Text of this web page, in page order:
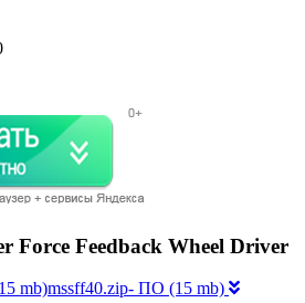
Force Feedback Wheel Driver
mb)mssff40.zip- ПО (15 mb)